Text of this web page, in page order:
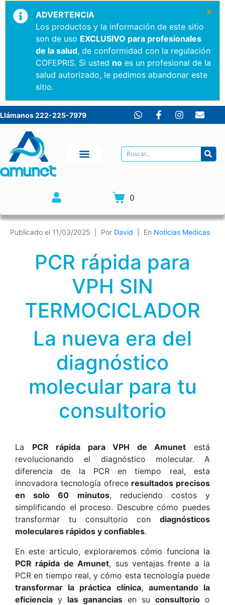
ADVERTENCIA
Los productos y la información de este sitio
son de uso EXCLUSIVO para profesionales
de la salud, de conformidad con la regulación
COFEPRIS. Si usted no es un profesional de la
salud autorizado, le pedimos abandonar este
sitio.
×
Llámanos 222-225-7979
0
Publicado el 11/03/2025 Por David En Noticias Medicas
PCR rápida para
VPH SIN
TERMOCICLADOR
La nueva era del
diagnóstico
molecular para tu
consultorio
La PCR rápida para VPH de Amunet está
revolucionando el diagnóstico molecular. A
diferencia de la PCR en tiempo real, esta
innovadora tecnología ofrece resultados precisos
en solo 60 minutos, reduciendo costos y
simplificando el proceso. Descubre cómo puedes
transformar tu consultorio con diagnósticos
moleculares rápidos y confiables.
En este artículo, exploraremos cómo funciona la
PCR rápida de Amunet, sus ventajas frente a la
PCR en tiempo real, y cómo esta tecnología puede
transformar la práctica clínica, aumentando la
eficiencia y las ganancias en su consultorio o